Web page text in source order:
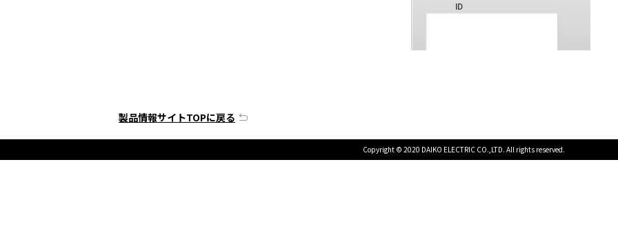
製品情報サイトTOPに戻る
Copyright © 2020 DAIKO ELECTRIC CO.,LTD. All rights reserved.